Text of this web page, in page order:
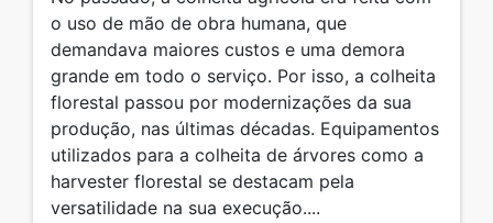
o uso de mão de obra humana, que
demandava maiores custos e uma demora
grande em todo o serviço. Por isso, a colheita
florestal passou por modernizações da sua
produção, nas últimas décadas. Equipamentos
utilizados para a colheita de árvores como a
harvester florestal se destacam pela
versatilidade na sua execução....